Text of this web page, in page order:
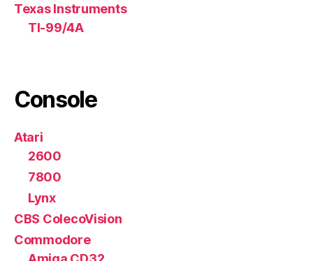
Texas Instruments
TI-99/4A
Console
Atari
2600
7800
Lynx
CBS ColecoVision
Commodore